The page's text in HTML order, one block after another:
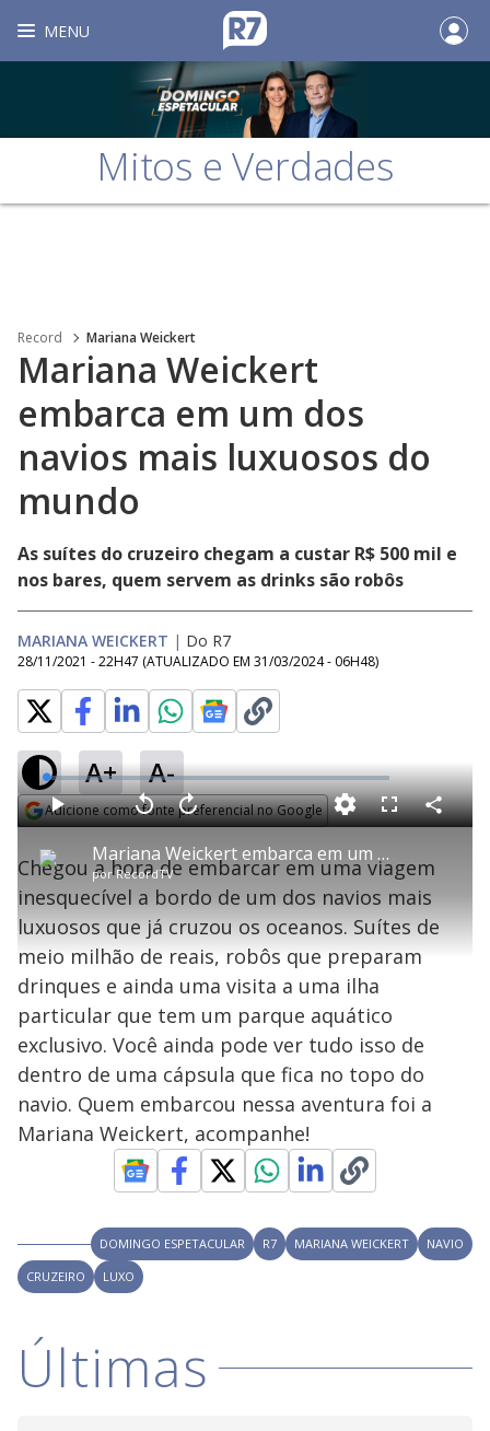
MENU
Mitos e Verdades
Record Mariana Weickert
Mariana Weickert
embarca em um dos
navios mais luxuosos do
mundo
As suítes do cruzeiro chegam a custar R$ 500 mil e
nos bares, quem servem as drinks são robôs
MARIANA WEICKERT | Do R7
28/11/2021 - 22H47 (ATUALIZADO EM 31/03/2024 - 06H48)
A+ A-
Adicione como fonte preferencial no Google
P
l
a
y
V
i
d
o
Mariana Weickert embarca em um dos navios mais luxuosos do mundo
porRecordTV
P V
t
a
r
0
e
u
n
d
s
A
n
1
s
u
n
o
s
M
u
d
o
L
o
a
d
e
:
1
.
3
6
%
F
s
c
e
n
C
o
a
r
a
Chegou a hora de embarcar em uma viagem
inesquecível a bordo de um dos navios mais
luxuosos que já cruzou os oceanos. Suítes de
meio milhão de reais, robôs que preparam
drinques e ainda uma visita a uma ilha
particular que tem um parque aquático
exclusivo. Você ainda pode ver tudo isso de
dentro de uma cápsula que fica no topo do
navio. Quem embarcou nessa aventura foi a
Mariana Weickert, acompanhe!
DOMINGO ESPETACULAR R7 MARIANA WEICKERT
NAVIO
CRUZEIRO
LUXO
Últimas